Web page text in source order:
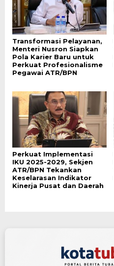
Transformasi Pelayanan,
Menteri Nusron Siapkan
Pola Karier Baru untuk
Perkuat Profesionalisme
Pegawai ATR/BPN
Perkuat Implementasi
IKU 2025-2029, Sekjen
ATR/BPN Tekankan
Keselarasan Indikator
Kinerja Pusat dan Daerah